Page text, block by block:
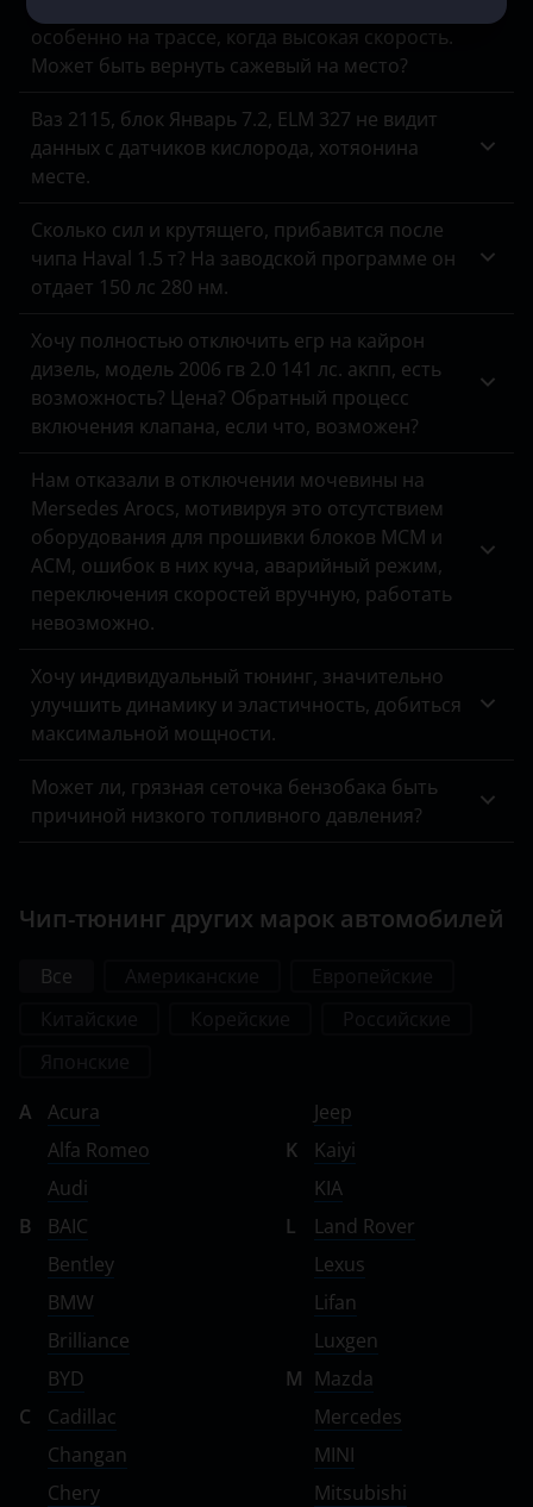
ЗАЗ
УАЗ
особенно на трассе, когда высокая скорость.
Может быть вернуть сажевый на место?
Ваз 2115, блок Январь 7.2, ELM 327 не видит
данных с датчиков кислорода, хотяонина
месте.
Сколько сил и крутящего, прибавится после
чипа Haval 1.5 т? На заводской программе он
отдает 150 лс 280 нм.
Хочу полностью отключить егр на кайрон
дизель, модель 2006 гв 2.0 141 лс. акпп, есть
возможность? Цена? Обратный процесс
включения клапана, если что, возможен?
Нам отказали в отключении мочевины на
Mersedes Arocs, мотивируя это отсутствием
оборудования для прошивки блоков MCM и
ACM, ошибок в них куча, аварийный режим,
переключения скоростей вручную, работать
невозможно.
Хочу индивидуальный тюнинг, значительно
улучшить динамику и эластичность, добиться
максимальной мощности.
Может ли, грязная сеточка бензобака быть
причиной низкого топливного давления?
Чип-тюнинг других марок автомобилей
Все
A
Acura
Alfa Romeo
Audi
B
BAIC
Bentley
BMW
Brilliance
BYD
C
Cadillac
Changan
Chery
Jeep
K
Kaiyi
KIA
L
Land Rover
Lexus
Lifan
Luxgen
M Mazda
Mercedes
MINI
Mitsubishi